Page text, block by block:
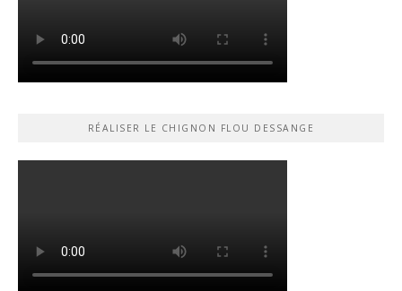
RÉALISER LE CHIGNON FLOU DESSANGE